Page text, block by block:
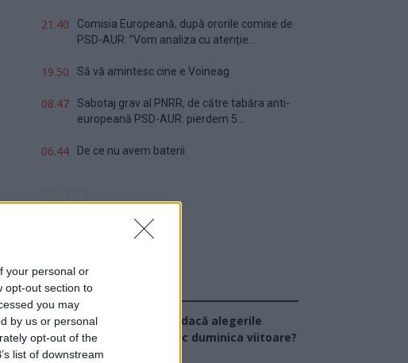
your personal or
opt-out section to
you may
by us or personal
opt-out of the
list of downstream
21.40
Comisia Europeană, după ororile comise de
PSD-AUR: ”Vom analiza cu atenție...
19.50 Să vă amintesc cine e Voineag
08.47
Sabotaj grav al PNRR, de către tabăra anti-
europeană PSD-AUR: pierdem 5...
06.44 De ce nu avem baterii
Sondaj
Ce partid ați vota dacă alegerile
parlamentare ar avea loc duminica viitoare?